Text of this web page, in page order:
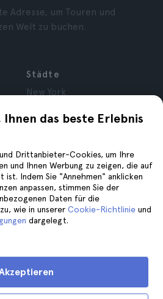
das beste Erlebnis
Drittanbieter-Cookies, um Ihre
und Ihnen Werbung zu zeigen, die auf
ist. Indem Sie "Annehmen" anklicken
anpassen, stimmen Sie der
Daten für die
wie in unserer Cookie-Richtlinie und
dargelegt.
Adresse, um Touren und
Welt zu buchen.
Städte
New York
Paris
Granada
Krakau
Teneriffa